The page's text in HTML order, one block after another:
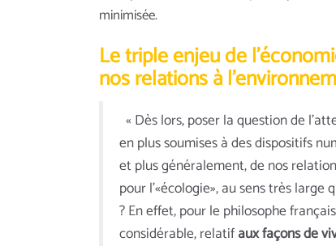
minimisée.
Le triple enjeu de
nos relations à
« Dès lors, poser la question de
en plus soumises à des dispositifs
et plus généralement, de nos
pour l’«écologie», au sens très
? En effet, pour le philosophe
considérable, relatifaux façons de